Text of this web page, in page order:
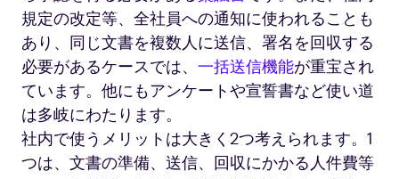
規定の改定等、全社員への通知に使われることも
あり、同じ文書を複数人に送信、署名を回収する
必要があるケースでは、 一括送信機能が重宝され
ています。他にもアンケートや宣誓書など使い道
は多岐にわたります。
社内で使うメリットは大きく2つ考えられます。1
つは、文書の準備、送信、回収にかかる人件費等